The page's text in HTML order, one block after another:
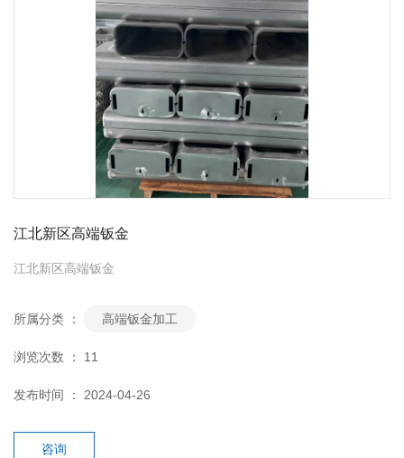
江北新区高端钣金
江北新区高端钣金
所属分类 ： 高端钣金加工
浏览次数 ： 11
发布时间 ： 2024-04-26
咨询